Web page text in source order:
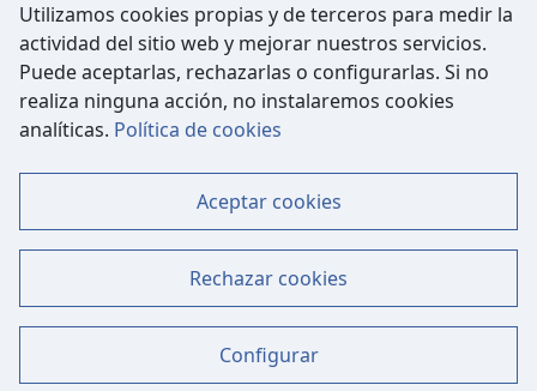
Carrer de Còrsega, 227
Tel: 933 63 33 80
Mapa Web
Política de Cookies
Aviso Legal - Política de Privacidad
Utilizamos cookies propias y de terceros para medir la
actividad del sitio web y mejorar nuestros servicios.
Puede aceptarlas, rechazarlas o configurarlas. Si no
realiza ninguna acción, no instalaremos cookies
analíticas. Política de cookies
Aceptar cookies
Rechazar cookies
Configurar